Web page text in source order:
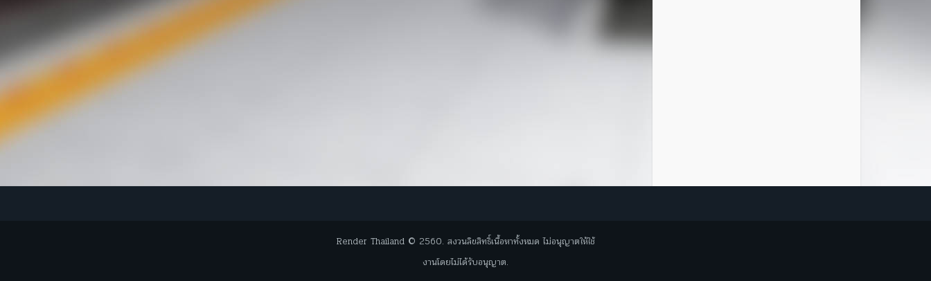
Render Thailand © 2560. สงวนลิขสิทธิ์เนื้อหาทั้งหมด ไม่อนุญาตให้ใช้
งานโดยไม่ได้รับอนุญาต.